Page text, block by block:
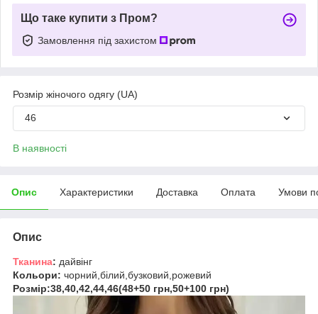
Що таке купити з Пром?
Замовлення під захистом
Розмір жіночого одягу (UA)
46
В наявності
Опис Характеристики Доставка Оплата Умови
Опис
Тканина: дайвінг
Кольори: чорний,білий,бузковий,рожевий
Розмір:38,40,42,44,46(48+50 грн,50+100 грн)